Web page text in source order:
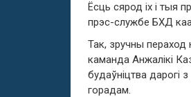
Ёсць сярод іх і тыя
прэс-службе БХД
Так, зручны
каманда Анжалікі
будаўніцтва дарогі
горадам.